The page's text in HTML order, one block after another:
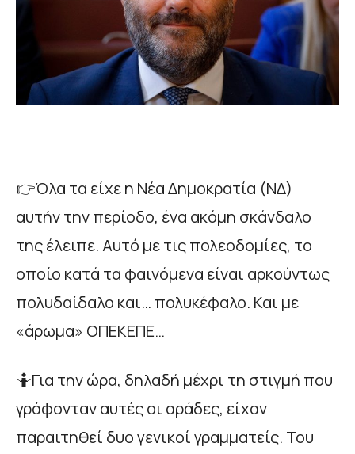
👉Όλα τα είχε η Νέα Δημοκρατία (ΝΔ)
αυτήν την περίοδο, ένα ακόμη σκάνδαλο
της έλειπε. Αυτό με τις πολεοδομίες, το
οποίο κατά τα φαινόμενα είναι αρκούντως
πολυδαίδαλο και… πολυκέφαλο. Και με
«άρωμα» ΟΠΕΚΕΠΕ…
🤷Για την ώρα, δηλαδή μέχρι τη στιγμή που
γράφονταν αυτές οι αράδες, είχαν
παραιτηθεί δυο γενικοί γραμματείς. Του